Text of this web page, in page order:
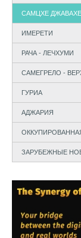
САМЦХЕ
ИМЕРЕТИ
РАЧА - ЛЕЧХУМИ
САМЕГРЕЛО -
ГУРИА
АДЖАРИЯ
ЗАРУБЕЖНЫЕ